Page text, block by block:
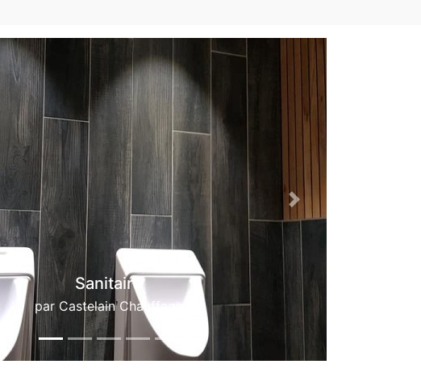
Ventilation
parENERTEC sprl
Next